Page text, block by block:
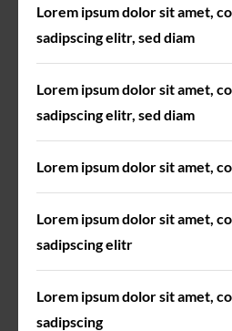
Lorem ipsum dolor sit amet,
sadipscing elitr, sed diam
Lorem ipsum dolor sit amet,
sadipscing elitr, sed diam
Lorem ipsum dolor sit amet,
Lorem ipsum dolor sit amet,
sadipscing elitr
Lorem ipsum dolor sit amet,
sadipscing